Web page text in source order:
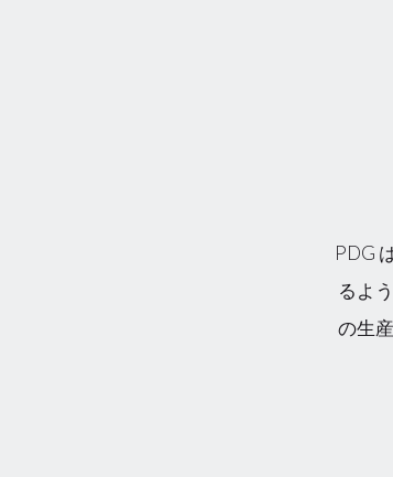
PDG
るよ
の生